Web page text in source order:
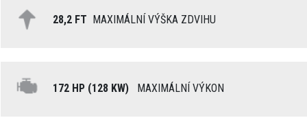
28,2 FT MAXIMÁLNÍ VÝŠKA ZDVIHU
172 HP (128 KW) MAXIMÁLNÍ VÝKON